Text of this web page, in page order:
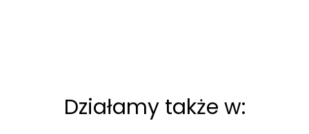
Działamy także w: